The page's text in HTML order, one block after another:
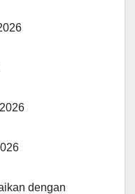
dengan